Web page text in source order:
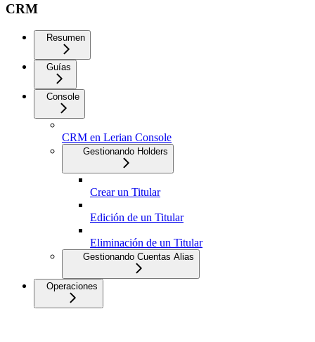
CRM
Resumen
Guías
Console
CRM en Lerian Console
Gestionando Holders
Crear un Titular
Edición de un Titular
Eliminación de un Titular
Gestionando Cuentas Alias
Operaciones